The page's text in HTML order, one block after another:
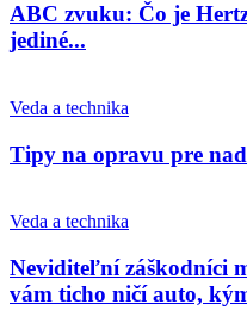
ABC zvuku: Čo je
jediné...
Veda a technika
Tipy na opravu pre
Veda a technika
Neviditeľní záškodníci
vám ticho ničí auto,